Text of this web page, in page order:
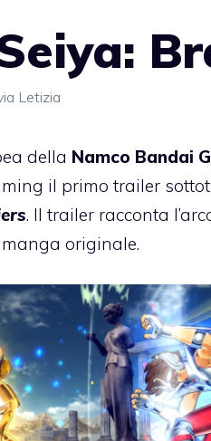
Letizia
della Namco Bandai
il primo trailer
. Il trailer racconta
originale.